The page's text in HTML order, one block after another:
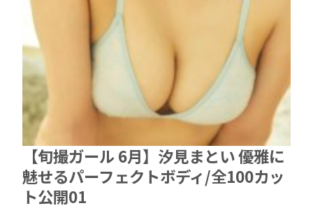
【旬撮ガール 6月】汐見まとい 優雅に
魅せるパーフェクトボディ/全100カッ
ト公開01